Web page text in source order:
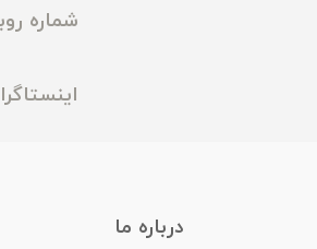
شماره
درباره ما